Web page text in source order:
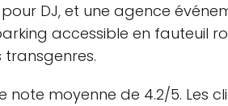
DJ, et une agence
accessible en fauteuil
transgenres.
note moyenne de 4.2/5. Les